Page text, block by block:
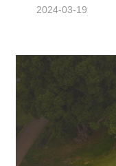
宿，期望以自家
2024-03-19